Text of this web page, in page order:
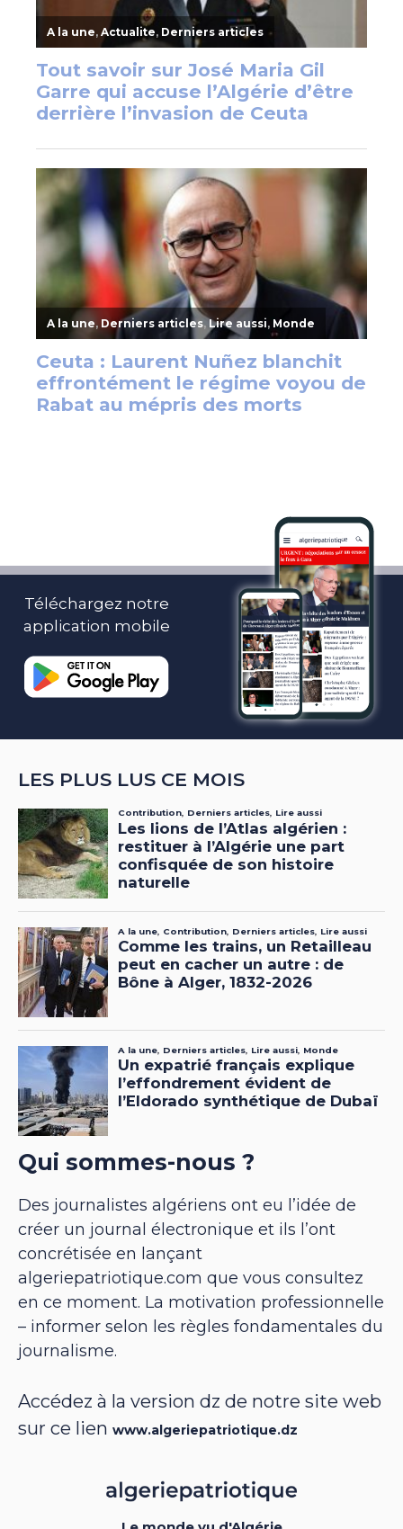
Téléchargez notre
application mobile
LES PLUS LUS CE MOIS
Qui sommes-nous ?
Des journalistes algériens ont eu l’idée de
créer un journal électronique et ils l’ont
concrétisée en lançant
algeriepatriotique.com que vous consultez
en ce moment. La motivation professionnelle
– informer selon les règles fondamentales du
journalisme.
Accédez à la version dz de notre site web
sur ce lien www.algeriepatriotique.dz